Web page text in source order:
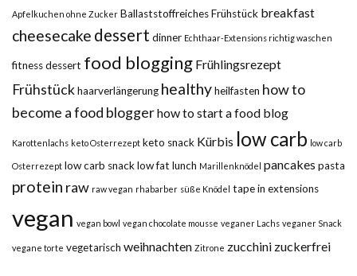
Apfelkuchen ohne Zucker Ballaststoffreiches Frühstück breakfast
cheesecake dessert dinner Echthaar-Extensions richtig waschen
fitness dessert food blogging Frühlingsrezept
Frühstückhaarverlängerung healthyheilfasten how to
become a food bloggerhow to start a food blog
Karottenlachs keto Osterrezept keto snack Kürbis low carb low carb
Osterrezept low carb snacklow fat lunch Marillenknödel pancakes pasta
protein raw raw vegan rhabarber süße Knödel tape in extensions
vegan vegan bowl vegan chocolate mousse veganer Lachs veganer Snack
vegane torte vegetarisch weihnachten Zitrone zucchini zuckerfrei